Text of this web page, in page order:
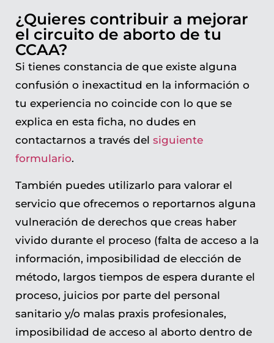
¿Quieres contribuir a mejorar
el circuito de aborto de tu
CCAA?
Si tienes constancia de que existe alguna
confusión o inexactitud en la información o
tu experiencia no coincide con lo que se
explica en esta ficha, no dudes en
contactarnos a través del siguiente
formulario.
También puedes utilizarlo para valorar el
servicio que ofrecemos o reportarnos alguna
vulneración de derechos que creas haber
vivido durante el proceso (falta de acceso a la
información, imposibilidad de elección de
método, largos tiempos de espera durante el
proceso, juicios por parte del personal
sanitario y/o malas praxis profesionales,
imposibilidad de acceso al aborto dentro de